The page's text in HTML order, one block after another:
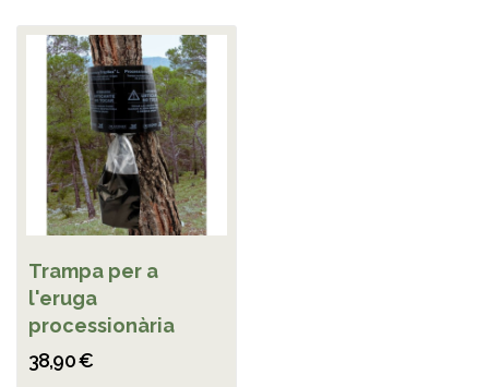
Trampa per a
l'eruga
processionària
38,90 €